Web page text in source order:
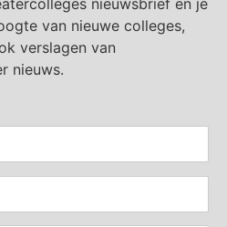
nieuwsbrief en je
van nieuwe colleges,
verslagen van
nieuws.